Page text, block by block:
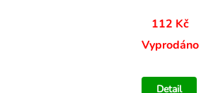
112 Kč
Vyprodáno
Detail